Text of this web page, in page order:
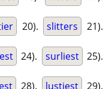
20). slitters 21).
24). surliest 25).
28). lustiest 29).